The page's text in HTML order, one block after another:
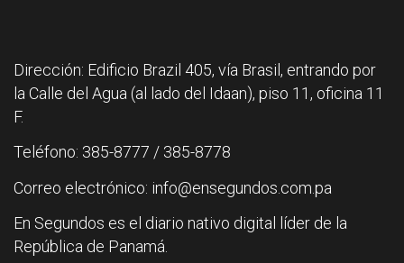
Dirección: Edificio Brazil 405, vía Brasil, entrando por
la Calle del Agua (al lado del Idaan), piso 11, oficina 11
F.
Teléfono: 385-8777 / 385-8778
Correo electrónico: info@ensegundos.com.pa
En Segundos es el diario nativo digital líder de la
República de Panamá.